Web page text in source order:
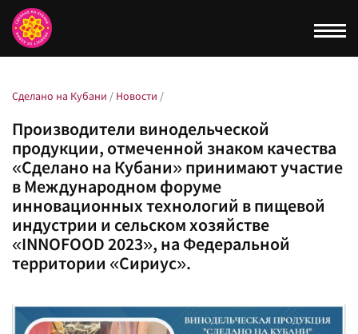
Сделано на Кубани / Новости /
Производители винодельческой
продукции, отмеченной знаком качества
«Сделано на Кубани» принимают участие
в Международном форуме
инновационных технологий в пищевой
индустрии и сельском хозяйстве
«INNOFOOD 2023», на Федеральной
территории «Сириус».